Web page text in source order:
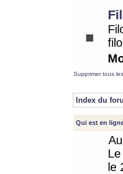
Supprimer tous
Index du
Qui est en
le